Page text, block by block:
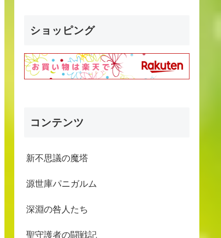
ショッピング
コンテンツ
新不思議の魔塔
源世庫パニガルム
深淵の咎人たち
聖守護者の闘戦記